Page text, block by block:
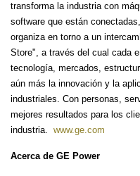
transforma la industria con
software que están
organiza en torno a un
Store", a través del cual cada
tecnología, mercados,
aún más la innovación y la
industriales. Con personas,
mejores resultados para los
industria. www.ge.com
Acerca de GE Power